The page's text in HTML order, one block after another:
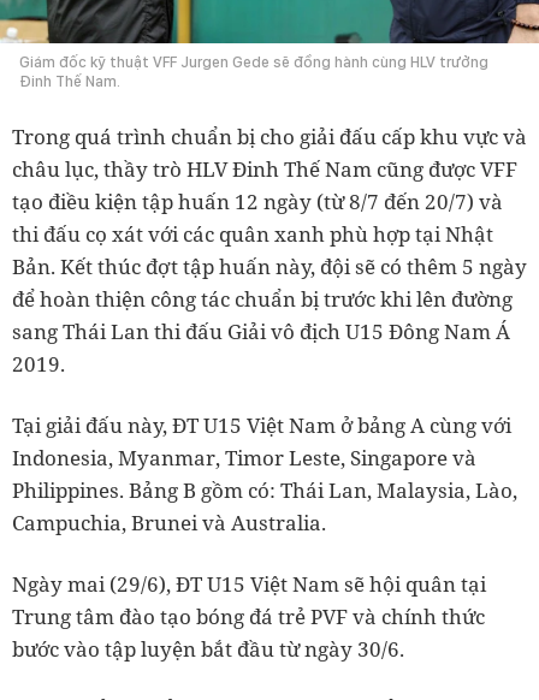
Giám đốc kỹ thuật VFF Jurgen Gede sẽ đồng hành cùng HLV trưởng
Đinh Thế Nam.
Trong quá trình chuẩn bị cho giải đấu cấp khu vực và
châu lục, thầy trò HLV Đinh Thế Nam cũng được VFF
tạo điều kiện tập huấn 12 ngày (từ 8/7 đến 20/7) và
thi đấu cọ xát với các quân xanh phù hợp tại Nhật
Bản. Kết thúc đợt tập huấn này, đội sẽ có thêm 5 ngày
để hoàn thiện công tác chuẩn bị trước khi lên đường
sang Thái Lan thi đấu Giải vô địch U15 Đông Nam Á
2019.
Tại giải đấu này, ĐT U15 Việt Nam ở bảng A cùng với
Indonesia, Myanmar, Timor Leste, Singapore và
Philippines. Bảng B gồm có: Thái Lan, Malaysia, Lào,
Campuchia, Brunei và Australia.
Ngày mai (29/6), ĐT U15 Việt Nam sẽ hội quân tại
Trung tâm đào tạo bóng đá trẻ PVF và chính thức
bước vào tập luyện bắt đầu từ ngày 30/6.